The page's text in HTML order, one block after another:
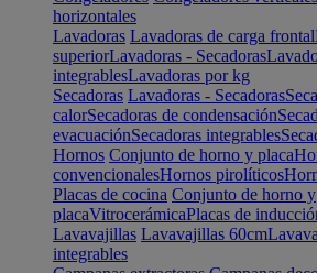
horizontales
Lavadoras Lavadoras de carga frontal
superiorLavadoras - Secadoras
integrablesLavadoras por kg
Secadoras Lavadoras - Secadoras
calorSecadoras de condensación
evacuaciónSecadoras integrables
Hornos Conjunto de horno y placa
convencionalesHornos pirolíticos
Placas de cocina Conjunto de horno y
placaVitrocerámicaPlacas de
Lavavajillas Lavavajillas 60cm
integrables